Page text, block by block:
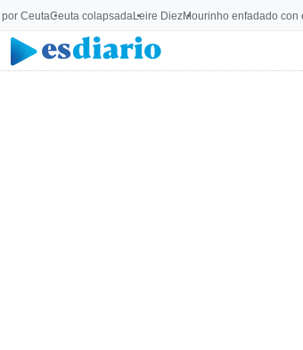
CeutaCeuta colapsadaLeire DiezMourinho enfadado con